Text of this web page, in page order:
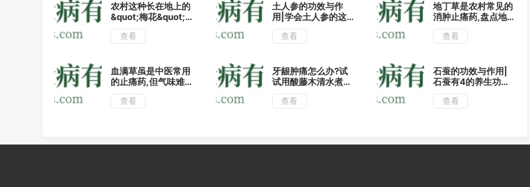
农村这种长在地上的
&quot;梅花&quot;
又称喉咙草,治疗咽
喉肿痛有奇效!
查看
土人参的功效与作
用|学会土人参的这
几种食用方法滋阴补
虚效果好!
查看
地丁草是农村常见的
消肿止痛药,盘点地
丁草的4大药用功效!
查看
血满草虽是中医常用
的止痛药,但气味难
闻,教你几种方法正
确鉴别!
查看
牙龈肿痛怎么办?试
试用酸藤木清水煮服
有清热止痛的功效!
查看
石蚕的功效与作用|
石蚕有4的养生功效,
对肺结核有很好的治
疗功效!
查看